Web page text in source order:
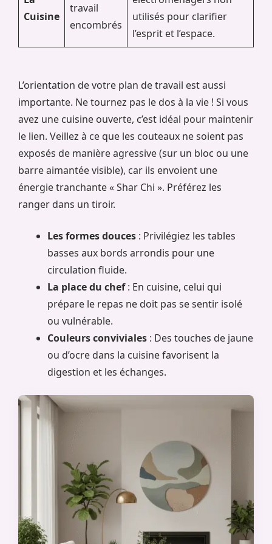
Cuisine
travail
encombrés
utilisés pour clarifier
l’esprit et l’espace.
L’orientation de votre plan de travail est aussi
importante. Ne tournez pas le dos à la vie ! Si vous
avez une cuisine ouverte, c’est idéal pour maintenir
le lien. Veillez à ce que les couteaux ne soient pas
exposés de manière agressive (sur un bloc ou une
barre aimantée visible), car ils envoient une
énergie tranchante « Shar Chi ». Préférez les
ranger dans un tiroir.
Les formes douces : Privilégiez les tables
basses aux bords arrondis pour une
circulation fluide.
La place du chef: En cuisine, celui qui
prépare le repas ne doit pas se sentir isolé
ou vulnérable.
Couleurs conviviales : Des touches de jaune
ou d’ocre dans la cuisine favorisent la
digestion et les échanges.